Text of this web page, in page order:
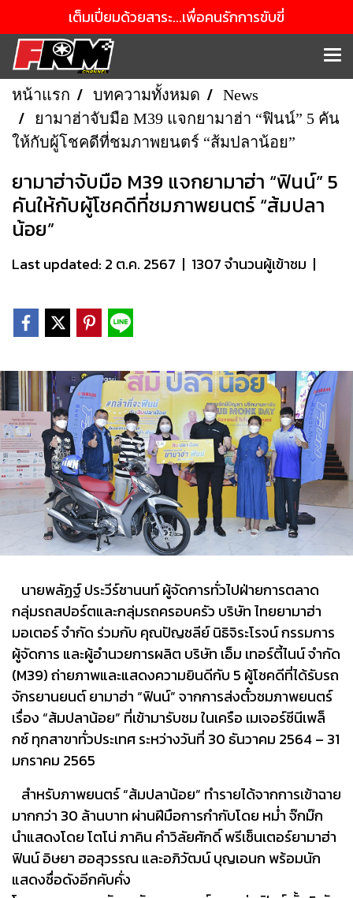
เต็มเปี่ยมด้วยสาระ...เพื่อคนรักการขับขี่
หน้าแรก บทความทั้งหมด
News
ยามาฮ่าจับมือ M39 แจกยามาฮ่า “ฟินน์” 5 คัน
ให้กับผู้โชคดีที่ชมภาพยนตร์ “ส้มปลาน้อย”
ยามาฮ่าจับมือ M39 แจกยามาฮ่า “ฟินน์” 5
คันให้กับผู้โชคดีที่ชมภาพยนตร์ “ส้มปลา
น้อย”
Last updated: 2 ต.ค. 2567 | 1307 จำนวนผู้เข้าชม |
นายพลัฏฐ์ ประวีร์ชานนท์ ผู้จัดการทั่วไปฝ่ายการตลาด
กลุ่มรถสปอร์ตและกลุ่มรถครอบครัว บริษัท ไทยยามาฮ่า
มอเตอร์ จำกัด ร่วมกับ คุณปัญชลีย์ นิธิจิระโรจน์ กรรมการ
ผู้จัดการ และผู้อำนวยการผลิต บริษัท เอ็ม เทอร์ตี้ไนน์ จำกัด
(M39) ถ่ายภาพและแสดงความยินดีกับ 5 ผู้โชคดีที่ได้รับรถ
จักรยานยนต์ ยามาฮ่า “ฟินน์” จากการส่งตั๋วชมภาพยนตร์
เรื่อง “ส้มปลาน้อย” ที่เข้ามารับชม ในเครือ เมเจอร์ซีนีเพล็
กซ์ ทุกสาขาทั่วประเทศ ระหว่างวันที่ 30 ธันวาคม 2564 – 31
มกราคม 2565
สำหรับภาพยนตร์ “ส้มปลาน้อย” ทำรายได้จากการเข้าฉาย
มากกว่า 30 ล้านบาท ผ่านฝีมือการกำกับโดย หม่ำ จ๊กม๊ก
นำแสดงโดย โตโน่ ภาคิน คำวิลัยศักดิ์ พรีเซ็นเตอร์ยามาฮ่า
ฟินน์ อิษยา ฮอสุวรรณ และอภิวัฒน์ บุญเอนก พร้อมนัก
แสดงชื่อดังอีกคับคั่ง